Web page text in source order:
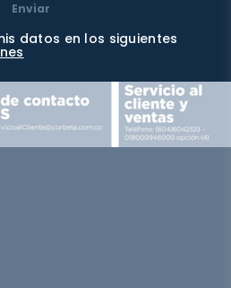
Enviar
datos en los siguientes